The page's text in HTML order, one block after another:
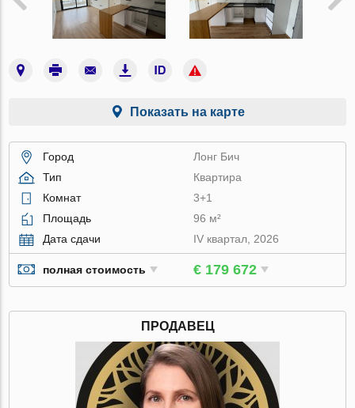
Показать на карте
Город
Лонг Бич
Тип
Квартира
Комнат
3+1
Площадь
96 м²
Дата сдачи
IV квартал, 2026
полная стоимость € 179 672
ПРОДАВЕЦ